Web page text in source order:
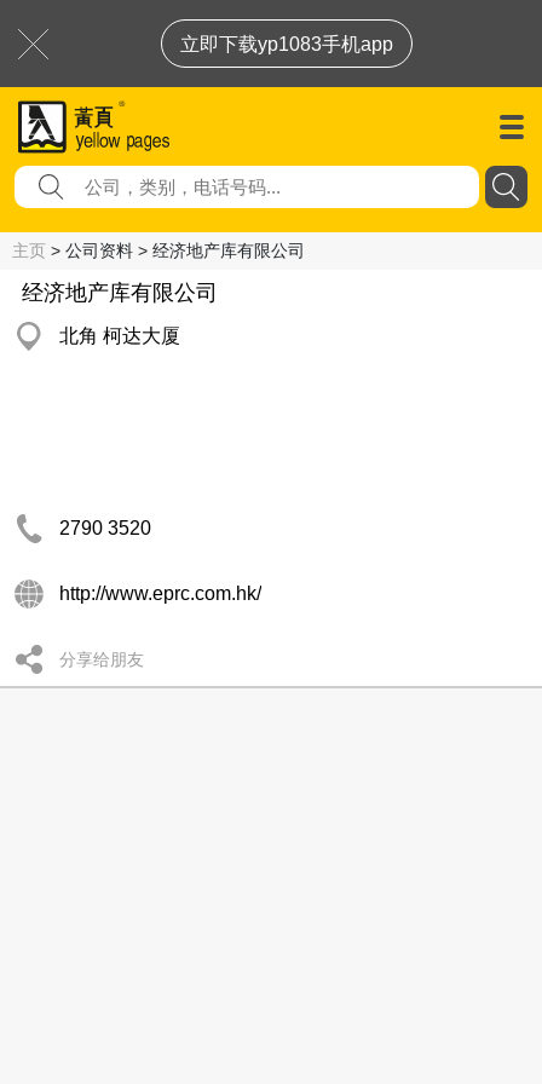
立即下载yp1083手机app
主页 > 公司资料 > 经济地产库有限公司
经济地产库有限公司
北角 柯达大厦
2790 3520
http://www.eprc.com.hk/
分享给朋友